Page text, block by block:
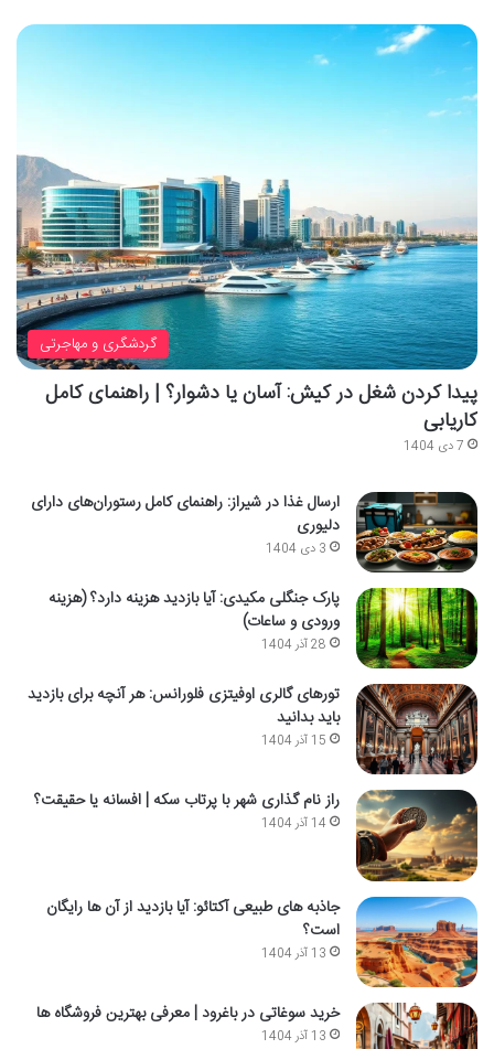
گردشگری و مهاجرتی
پیدا کردن شغل در کیش: آسان یا دشوار؟ | راهنمای کامل
کاریابی
7 دی 1404
ارسال غذا در شیراز: راهنمای کامل رستوران‌های دارای
دلیوری
3 دی 1404
پارک جنگلی مکیدی: آیا بازدید هزینه دارد؟ (هزینه
ورودی و ساعات)
28 آذر 1404
تورهای گالری اوفیتزی فلورانس: هر آنچه برای بازدید
باید بدانید
15 آذر 1404
راز نام گذاری شهر با پرتاب سکه | افسانه یا حقیقت؟
14 آذر 1404
جاذبه های طبیعی آکتائو: آیا بازدید از آن ها رایگان
است؟
13 آذر 1404
خرید سوغاتی در باغرود | معرفی بهترین فروشگاه ها
13 آذر 1404